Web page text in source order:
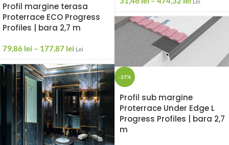
Profil margine terasa
Proterrace ECO Progress
Profiles | bara 2,7 m
79,86 lei – 177,87 lei Lei
-27%
Profil sub margine
Proterrace Under Edge L
Progress Profiles | bara 2,7
m